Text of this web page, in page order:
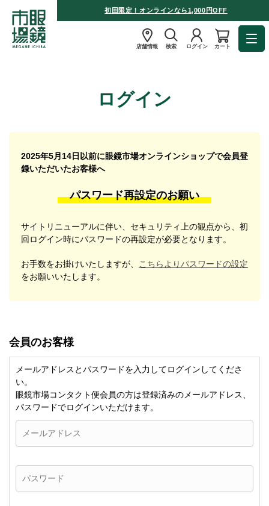
初回限定！オンラインなら1,000円OFF
店舗情報 検索 ログイン カート
ログイン
2025年5月14日以前に眼鏡市場オンラインショップで会員登
録いただいたお客様へ
パスワード再設定のお願い
サイトリニューアルに伴い、セキュリティ上の観点から、初
回ログイン時にパスワードの再設定が必要となります。
お手数をお掛けいたしますが、
こちらよりパスワードの設定
をお願いいたします。
会員のお客様
メールアドレスとパスワードを入力してログインしてくださ
い。
眼鏡市場コンタクト便会員の方は登録済みのメールアドレス、
パスワードでログインいただけます。